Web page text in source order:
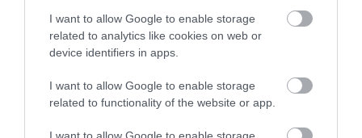
I want to allow Google to enable storage
related to analytics like cookies on web or
device identifiers in apps.
I want to allow Google to enable storage
related to functionality of the website or app.
I want to allow Google to enable storage
Fotó: Getty